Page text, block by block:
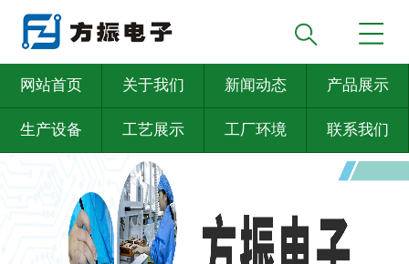
网站首页 关于我们 新闻动态 产品展示
生产设备 工艺展示 工厂环境 联系我们